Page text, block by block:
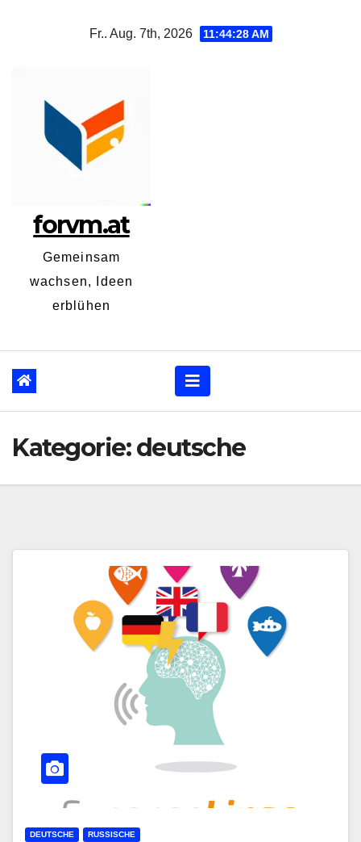
Fr.. Aug. 7th, 2026 11:44:28 AM
forvm.at
Gemeinsam
wachsen, Ideen
erblühen
Kategorie:deutsche
DEUTSCHE RUSSISCHE